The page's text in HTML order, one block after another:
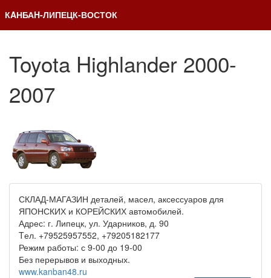
КAНБАH-ЛИПЕЦК-ВОСТОК
Toyota Highlander 2000-
2007
СКЛАД-МАГАЗИН деталей, масел, аксессуаров для
ЯПОНСКИХ и КОРЕЙСКИХ автомобилей.
Адрес: г. Липецк, ул. Ударников, д. 90
Tел. +79525957552, +79205182177
Режим работы: с 9-00 до 19-00
Без перерывов и выходных.
www.kanban48.ru